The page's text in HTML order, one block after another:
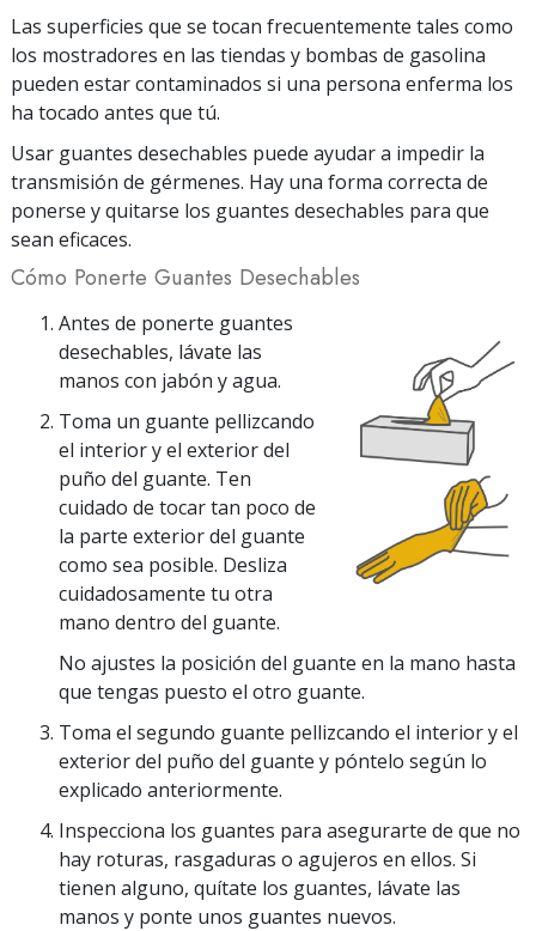
Las superficies que se tocan frecuentemente tales como
los mostradores en las tiendas y bombas de gasolina
pueden estar contaminados si una persona enferma los
ha tocado antes que tú.
Usar guantes desechables puede ayudar a impedir la
transmisión de gérmenes. Hay una forma correcta de
ponerse y quitarse los guantes desechables para que
sean eficaces.
Cómo Ponerte Guantes Desechables
Antes de ponerte guantes
desechables, lávate las
manos con jabón y agua.
Toma un guante pellizcando
el interior y el exterior del
puño del guante. Ten
cuidado de tocar tan poco de
la parte exterior del guante
como sea posible. Desliza
cuidadosamente tu otra
mano dentro del guante.
No ajustes la posición del guante en la mano hasta
que tengas puesto el otro guante.
Toma el segundo guante pellizcando el interior y el
exterior del puño del guante y póntelo según lo
explicado anteriormente.
Inspecciona los guantes para asegurarte de que no
hay roturas, rasgaduras o agujeros en ellos. Si
tienen alguno, quítate los guantes, lávate las
manos y ponte unos guantes nuevos.